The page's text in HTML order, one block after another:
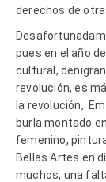
derechos de
pues en el año
cultural,
revolución, es
la revolución,
burla montado
femenino,
Bellas Artes en
muchos, una